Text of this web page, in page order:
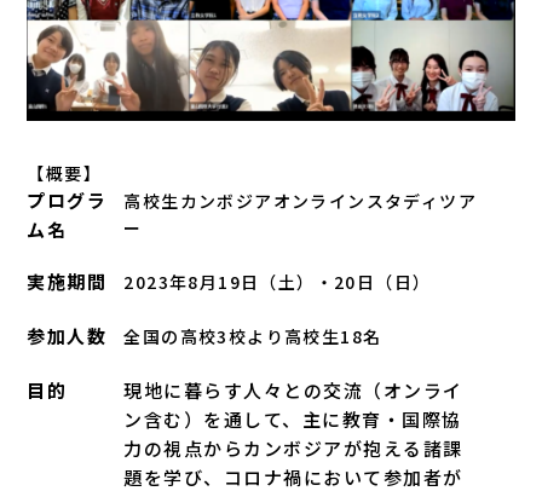
【概要】
プログラ
ム名
高校生カンボジアオンラインスタディツア
ー
実施期間 2023年8月19日（土）・20日（日）
参加人数 全国の高校3校より高校生18名
目的
現地に暮らす人々との交流（オンライ
ン含む）を通して、主に教育・国際協
力の視点からカンボジアが抱える諸課
題を学び、コロナ禍において参加者が